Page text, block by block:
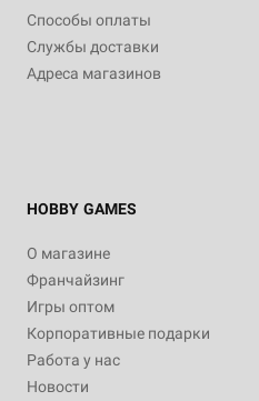
Способы оплаты
Службы доставки
Адреса магазинов
HOBBY GAMES
О магазине
Франчайзинг
Игры оптом
Корпоративные подарки
Работа у нас
Новости